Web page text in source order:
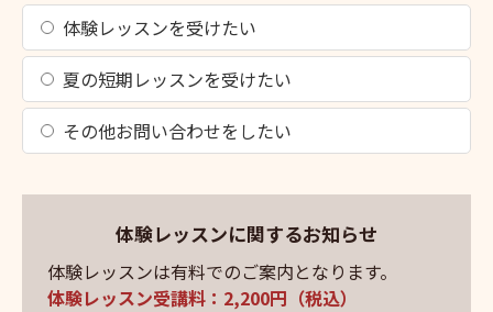
体験レッスンを受けたい
夏の短期レッスンを受けたい
その他お問い合わせをしたい
体験レッスンに関するお知らせ
体験レッスンは有料でのご案内となります。
体験レッスン受講料：2,200円（税込）